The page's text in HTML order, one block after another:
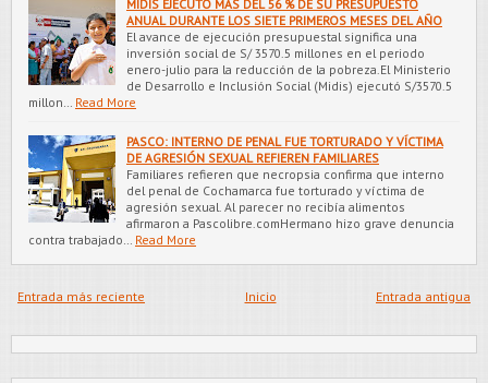
MIDIS EJECUTÓ MÁS DEL 56 % DE SU PRESUPUESTO
ANUAL DURANTE LOS SIETE PRIMEROS MESES DEL AÑO
El avance de ejecución presupuestal significa una
inversión social de S/ 3570.5 millones en el periodo
enero-julio para la reducción de la pobreza.El Ministerio
de Desarrollo e Inclusión Social (Midis) ejecutó S/3570.5
millon…
Read More
PASCO: INTERNO DE PENAL FUE TORTURADO Y VÍCTIMA
DE AGRESIÓN SEXUAL REFIEREN FAMILIARES
Familiares refieren que necropsia confirma que interno
del penal de Cochamarca fue torturado y víctima de
agresión sexual. Al parecer no recibía alimentos
afirmaron a Pascolibre.comHermano hizo grave denuncia
contra trabajado…
Read More
Entrada más reciente Entrada antigua
Inicio